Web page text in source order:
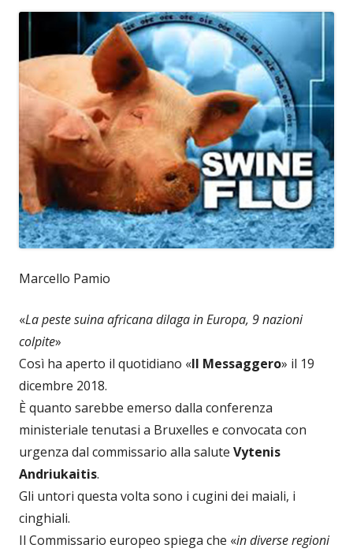
Marcello Pamio
«La peste suina africana dilaga in Europa, 9 nazioni
colpite»
Così ha aperto il quotidiano «Il Messaggero» il 19
dicembre 2018.
È quanto sarebbe emerso dalla conferenza
ministeriale tenutasi a Bruxelles e convocata con
urgenza dal commissario alla salute Vytenis
Andriukaitis.
Gli untori questa volta sono i cugini dei maiali, i
cinghiali.
Il Commissario europeo spiega che «in diverse regioni